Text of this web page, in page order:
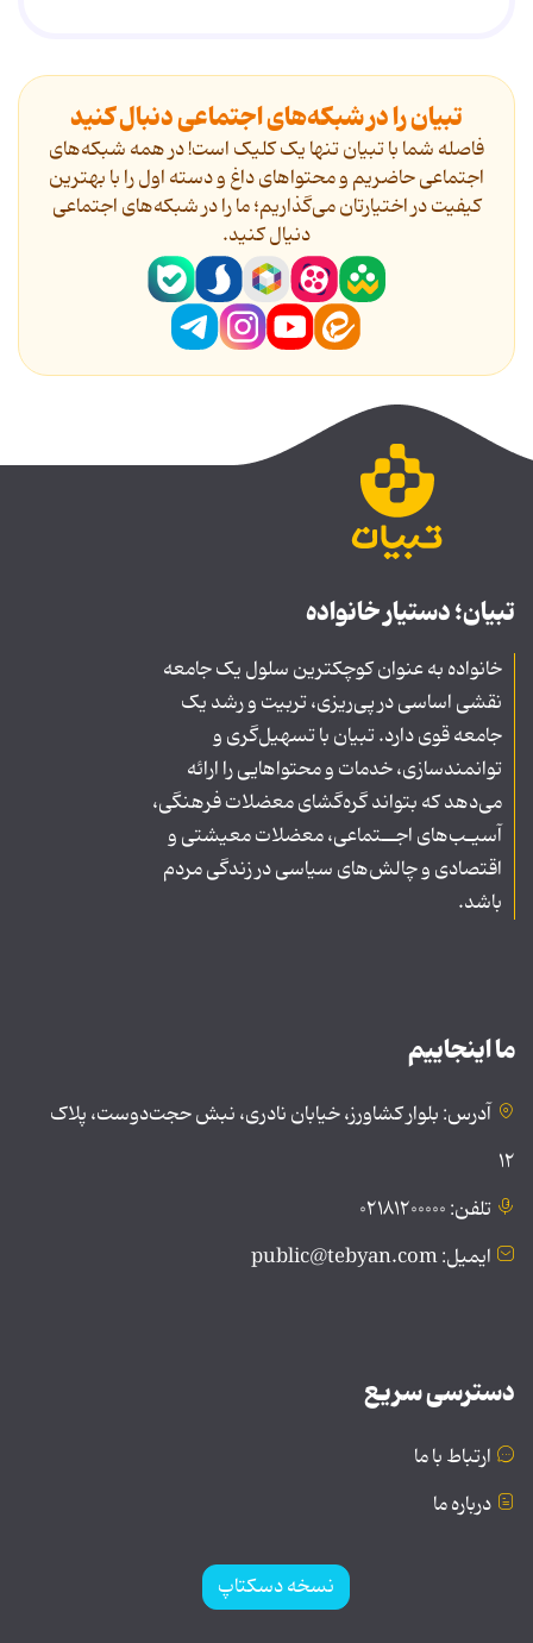
تبیان را در شبکه‌های اجتماعی دنبال کنید
فاصله شما با تبیان تنها یک کلیک است! در همه شبکه‌های
اجتماعی حاضریم و محتواهای داغ و دسته اول را با بهترین
کیفیت در اختیارتان می‌گذاریم؛ ما را در شبکه‌های اجتماعی
دنیال کنید.
تبیان؛ دستیار خانواده
خانواده به عنوان کوچکترین سلول یک جامعه
نقشی اساسی در پی‌ریزی، تربیت و رشد یک
جامعه قوی دارد. تبیان با تسهیل‌گری و
توانمندسازی، خدمات و محتواهایی را ارائه
می‌دهد که بتواند گره‌گشای معضلات فرهنگی،
آسیـب‌های اجــتماعی، معضلات معیشتی و
اقتصادی و چالش‌های سیاسی در زندگی مردم
باشد.
ما اینجاییم
آدرس: بلوار کشاورز، خیابان نادری، نبش حجت‌دوست، پلاک
۱۲
تلفن: ۰۲۱۸۱۲۰۰۰۰۰
ایمیل: public@tebyan.com
دسترسی سریع
ارتباط با ما
درباره ما
نسخه دسکتاپ